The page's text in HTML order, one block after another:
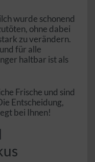
wurde schonend
ohne dabei
zu verändern.
für alle
haltbar ist als
Frische und sind
Entscheidung,
bei Ihnen!